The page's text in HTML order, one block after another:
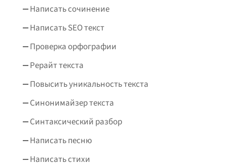
Написать сочинение
Написать SEO текст
Проверка орфографии
Рерайт текста
Повысить уникальность текста
Синонимайзер текста
Синтаксический разбор
Написать песню
Написать стихи